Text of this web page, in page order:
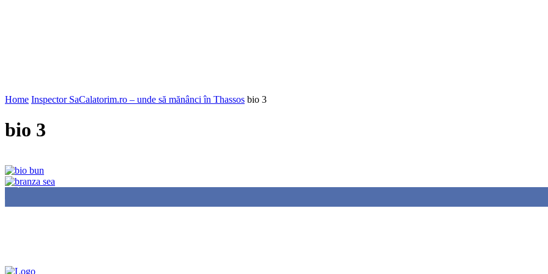
Home Inspector SaCalatorim.ro – unde să mănânci în Thassos bio 3
bio 3
85,000 Fans